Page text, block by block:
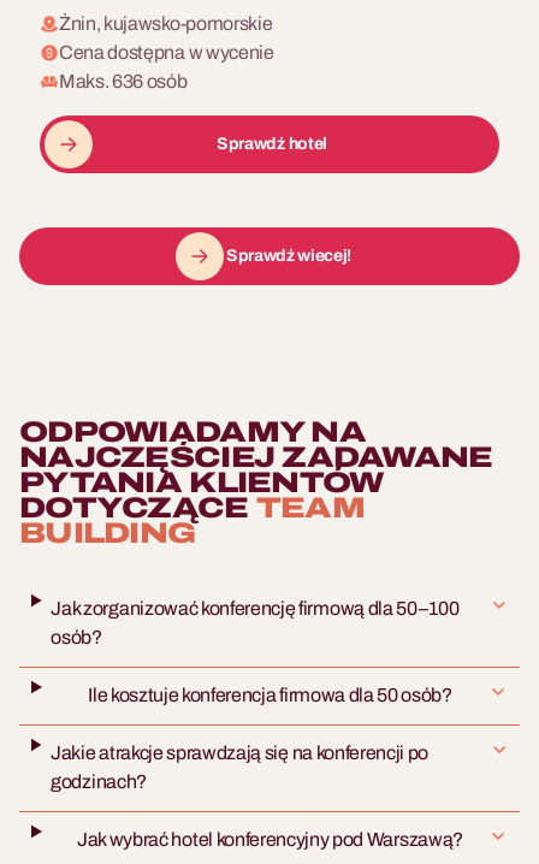
Żnin, kujawsko-pomorskie
Cena dostępna w wycenie
Maks. 636 osób
Sprawdź hotel
Sprawdź wiecej!
ODPOWIADAMY NA
NAJCZĘŚCIEJ ZADAWANE
PYTANIA KLIENTÓW
DOTYCZĄCE TEAM
BUILDING
Jak zorganizować konferencję firmową dla 50–100
osób?
Ile kosztuje konferencja firmowa dla 50 osób?
Jakie atrakcje sprawdzają się na konferencji po
godzinach?
Jak wybrać hotel konferencyjny pod Warszawą?